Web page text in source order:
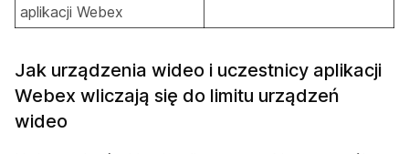
aplikacji Webex
Jak urządzenia wideo i uczestnicy aplikacji
Webex wliczają się do limitu urządzeń
wideo